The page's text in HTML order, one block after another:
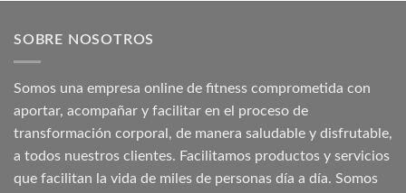
SOBRE NOSOTROS
Somos una empresa online de fitness comprometida con
aportar, acompañar y facilitar en el proceso de
transformación corporal, de manera saludable y disfrutable,
a todos nuestros clientes. Facilitamos productos y servicios
que facilitan la vida de miles de personas día a día. Somos